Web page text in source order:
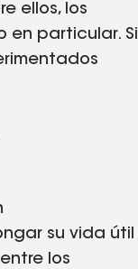
ellos, los
en particular. Si
su vida útil
los